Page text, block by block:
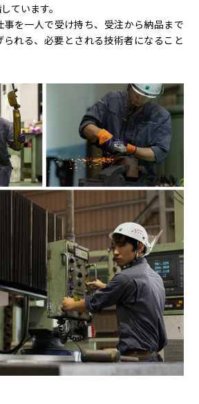
ています。
を一人で受け持ち、受注から納品まで
れる、必要とされる技術者になること